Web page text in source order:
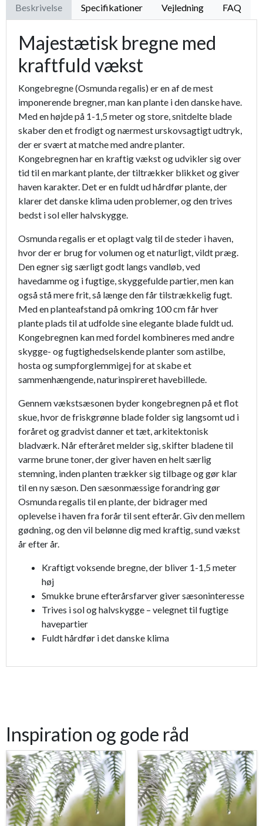
Beskrivelse Specifikationer Vejledning FAQ
Majestætisk bregne med
kraftfuld vækst
Kongebregne (Osmunda regalis) er en af de mest
imponerende bregner, man kan plante i den danske have.
Med en højde på 1-1,5 meter og store, snitdelte blade
skaber den et frodigt og nærmest urskovsagtigt udtryk,
der er svært at matche med andre planter.
Kongebregnen har en kraftig vækst og udvikler sig over
tid til en markant plante, der tiltrækker blikket og giver
haven karakter. Det er en fuldt ud hårdfør plante, der
klarer det danske klima uden problemer, og den trives
bedst i sol eller halvskygge.
Osmunda regalis er et oplagt valg til de steder i haven,
hvor der er brug for volumen og et naturligt, vildt præg.
Den egner sig særligt godt langs vandløb, ved
havedamme og i fugtige, skyggefulde partier, men kan
også stå mere frit, så længe den får tilstrækkelig fugt.
Med en planteafstand på omkring 100 cm får hver
plante plads til at udfolde sine elegante blade fuldt ud.
Kongebregnen kan med fordel kombineres med andre
skygge- og fugtighedselskende planter som astilbe,
hosta og sumpforglemmigej for at skabe et
sammenhængende, naturinspireret havebillede.
Gennem vækstsæsonen byder kongebregnen på et flot
skue, hvor de friskgrønne blade folder sig langsomt ud i
foråret og gradvist danner et tæt, arkitektonisk
bladværk. Når efteråret melder sig, skifter bladene til
varme brune toner, der giver haven en helt særlig
stemning, inden planten trækker sig tilbage og gør klar
til en ny sæson. Den sæsonmæssige forandring gør
Osmunda regalis til en plante, der bidrager med
oplevelse i haven fra forår til sent efterår. Giv den mellem
gødning, og den vil belønne dig med kraftig, sund vækst
år efter år.
Kraftigt voksende bregne, der bliver 1-1,5 meter
høj
Smukke brune efterårsfarver giver sæsoninteresse
Trives i sol og halvskygge – velegnet til fugtige
havepartier
Fuldt hårdfør i det danske klima
Inspiration og gode råd